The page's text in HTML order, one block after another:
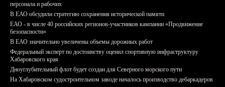
персонала и рабочих
В ЕАО обсудили стратегию сохранения исторической памяти
ЕАО - в числе 40 российских регионов-участников кампании «Продвижение
безопасности»
В ЕАО значительно увеличены объемы дорожных работ
Федеральный эксперт по достоинству оценил спортивную инфраструктуру
Хабаровского края
Дноуглубительный флот будет создан для Северного морского пути
На Хабаровском судостроительном заводе началось производство дебаркадеров